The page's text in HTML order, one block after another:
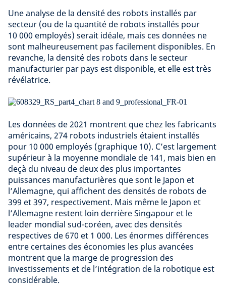
Une analyse de la densité des robots installés par
secteur (ou de la quantité de robots installés pour
10 000 employés) serait idéale, mais ces données ne
sont malheureusement pas facilement disponibles. En
revanche, la densité des robots dans le secteur
manufacturier par pays est disponible, et elle est très
révélatrice.
Les données de 2021 montrent que chez les fabricants
américains, 274 robots industriels étaient installés
pour 10 000 employés (graphique 10). C’est largement
supérieur à la moyenne mondiale de 141, mais bien en
deçà du niveau de deux des plus importantes
puissances manufacturières que sont le Japon et
l’Allemagne, qui affichent des densités de robots de
399 et 397, respectivement. Mais même le Japon et
l’Allemagne restent loin derrière Singapour et le
leader mondial sud-coréen, avec des densités
respectives de 670 et 1 000. Les énormes différences
entre certaines des économies les plus avancées
montrent que la marge de progression des
investissements et de l’intégration de la robotique est
considérable.